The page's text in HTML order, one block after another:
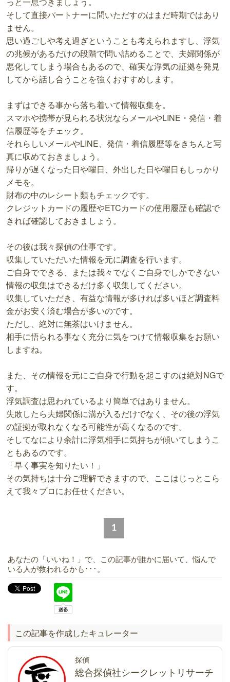
そして直接パートナーに問いただすのはまだ時期ではあり
ません。
思い過ごしや考え過ぎということも考えられますし、浮気
の兆候があるだけの段階で問い詰めることで、夫婦関係が
悪化してしまう場合もあるので、確実な浮気の証拠を発見
してから話し合うことを強くおすすめします。
まずはできる事から落ち着いて情報収集を。
スマホや携帯が見られる状況ならメールやLINE・発信・着
信履歴等をチェック。
それらしいメールやLINE、発信・着信履歴等をきちんと写
真に収めておきましょう。
帰りが遅くなった日や曜日、外出した日や曜日もしっかり
メモを。
財布の中のレシート類もチェックです。
クレジットカードの履歴やETCカードの使用履歴も確認で
きれば確認しておきましょう。
その後は我々探偵の仕事です。
収集していただいた情報を元に調査を行います。
ご自身でできる、または我々でなくご自身でしかできない
情報の収集はできるだけ多く収集してください。
収集していただき、有益な情報が多ければ多いほど調査料
金がお安く済む場合が多いのです。
ただし、絶対に無茶はいけません。
相手に悟られる事なく充分に気をつけて情報収集をお願い
しますね。
また、その情報を元にご自身で行動を起こすのは絶対NGで
す。
浮気調査は思われているより簡単ではありません。
失敗したら夫婦関係に溝が入るだけでなく、その後の浮気
の証拠が取れなくなる可能性が高くなるのです。
そしてなにより余計に浮気相手に気持ちが傾いてしまうこ
ともあるのです。
「早く事実を知りたい！」
その気持ちは十分ご理解できますので、ここはじっとこら
えて我々プロにお任せください。
1
あなたの「いいね！」で、この記事が誰かに届いて、悩んで
いる人が救われるかも･･･。
この記事を作成したキュレーター
探偵
総合探偵社シークレットリサーチ